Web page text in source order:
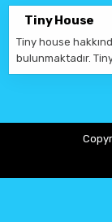
Tiny House
Tiny house
bulunmaktadır.